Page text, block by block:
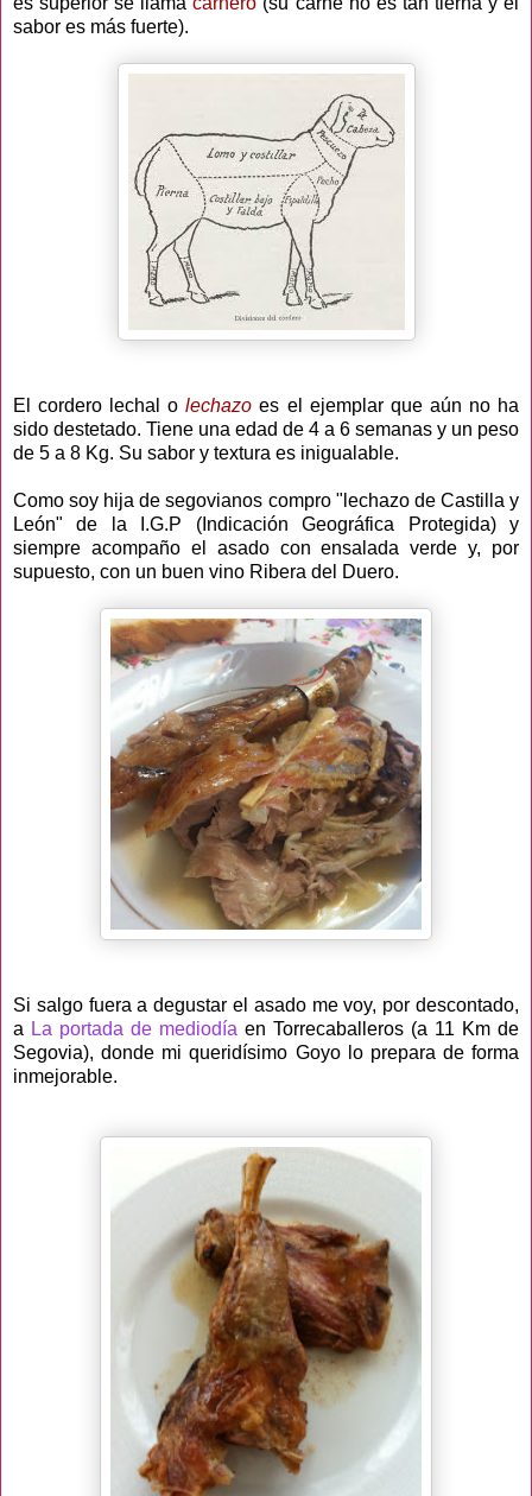
sabor es más fuerte).
El cordero lechal olechazo es el ejemplar que aún no ha
sido destetado. Tiene una edad de 4 a 6 semanas y un peso
de 5 a 8 Kg. Su sabor y textura es inigualable.
Como soy hija de segovianos compro "lechazo de Castilla y
León" de la I.G.P (Indicación Geográfica Protegida) y
siempre acompaño el asado con ensalada verde y, por
supuesto, con un buen vino Ribera del Duero.
Si salgo fuera a degustar el asado me voy, por descontado,
a La portada de mediodía en Torrecaballeros (a 11 Km de
Segovia), donde mi queridísimo Goyo lo prepara de forma
inmejorable.